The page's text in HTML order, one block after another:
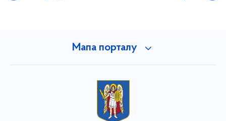
Мапа порталу